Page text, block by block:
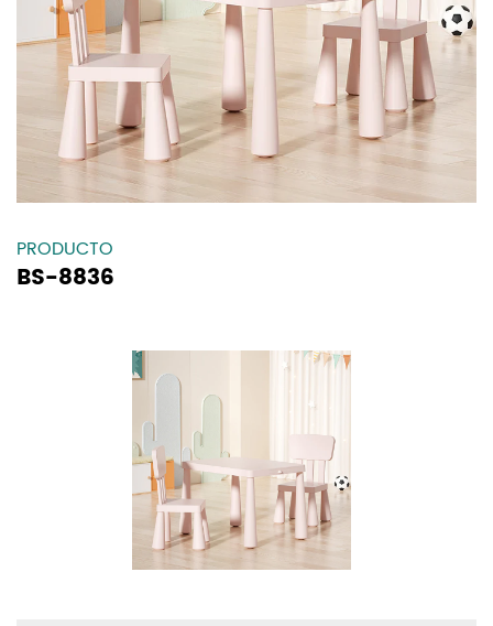
PRODUCTO
BS-8836